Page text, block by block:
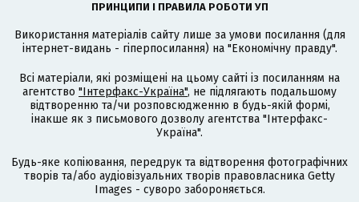
ПРИНЦИПИ І ПРАВИЛА РОБОТИ УП
Використання матеріалів сайту лише за умови посилання (для
інтернет-видань - гіперпосилання) на "Економічну правду".
Всі матеріали, які розміщені на цьому сайті із посиланням на
агентство "Інтерфакс-Україна", не підлягають подальшому
відтворенню та/чи розповсюдженню в будь-якій формі,
інакше як з письмового дозволу агентства "Інтерфакс-
Україна".
Будь-яке копіювання, передрук та відтворення фотографічних
творів та/або аудіовізуальних творів правовласника Getty
Images - суворо забороняється.